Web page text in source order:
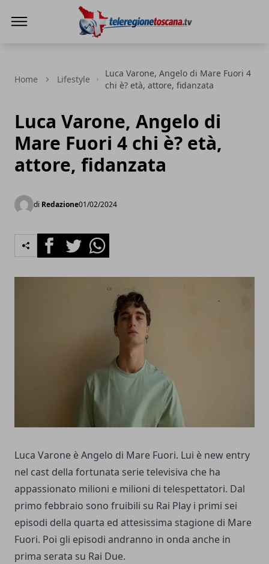
Home Lifestyle
Luca Varone, Angelo di Mare Fuori 4
chi è? età, attore, fidanzata
Luca Varone, Angelo di
Mare Fuori 4 chi è? età,
attore, fidanzata
di Redazione01/02/2024
FacebookTwitterWhatsapp
Luca Varone è Angelo di Mare Fuori. Lui è new entry
nel cast della fortunata serie televisiva che ha
appassionato milioni e milioni di telespettatori. Dal
primo febbraio sono fruibili su Rai Play i primi sei
episodi della quarta ed attesissima stagione di Mare
Fuori. Poi gli episodi andranno in onda anche in
prima serata su Rai Due.